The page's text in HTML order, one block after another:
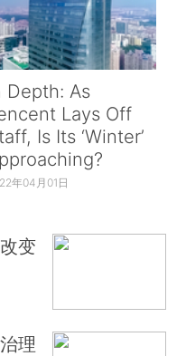
Depth: As
Lays Off
Is Its ‘Winter’
年04月01日
变
理